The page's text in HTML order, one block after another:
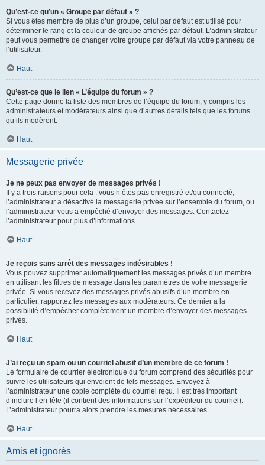
Qu’est-ce qu’un « Groupe par défaut » ?
Si vous êtes membre de plus d’un groupe, celui par défaut est utilisé pour
déterminer le rang et la couleur de groupe affichés par défaut. L’administrateur
peut vous permettre de changer votre groupe par défaut via votre panneau de
l’utilisateur.
Haut
Qu’est-ce que le lien « L’équipe du forum » ?
Cette page donne la liste des membres de l’équipe du forum, y compris les
administrateurs et modérateurs ainsi que d’autres détails tels que les forums
qu’ils modèrent.
Haut
Messagerie privée
Je ne peux pas envoyer de messages privés !
Il y a trois raisons pour cela : vous n’êtes pas enregistré et/ou connecté,
l’administrateur a désactivé la messagerie privée sur l’ensemble du forum, ou
l’administrateur vous a empêché d’envoyer des messages. Contactez
l’administrateur pour plus d’informations.
Haut
Je reçois sans arrêt des messages indésirables !
Vous pouvez supprimer automatiquement les messages privés d’un membre
en utilisant les filtres de message dans les paramètres de votre messagerie
privée. Si vous recevez des messages privés abusifs d’un membre en
particulier, rapportez les messages aux modérateurs. Ce dernier a la
possibilité d’empêcher complètement un membre d’envoyer des messages
privés.
Haut
J’ai reçu un spam ou un courriel abusif d’un membre de ce forum !
Le formulaire de courrier électronique du forum comprend des sécurités pour
suivre les utilisateurs qui envoient de tels messages. Envoyez à
l’administrateur une copie complète du courriel reçu. Il est très important
d’inclure l’en-tête (il contient des informations sur l’expéditeur du courriel).
L’administrateur pourra alors prendre les mesures nécessaires.
Haut
Amis et ignorés